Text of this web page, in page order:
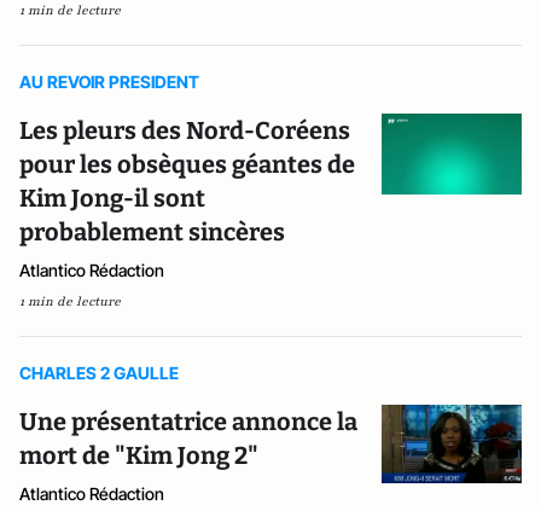
1 min de lecture
AU REVOIR PRESIDENT
Les pleurs des Nord-Coréens
pour les obsèques géantes de
Kim Jong-il sont
probablement sincères
Atlantico Rédaction
1 min de lecture
CHARLES 2 GAULLE
Une présentatrice annonce la
mort de "Kim Jong 2"
Atlantico Rédaction